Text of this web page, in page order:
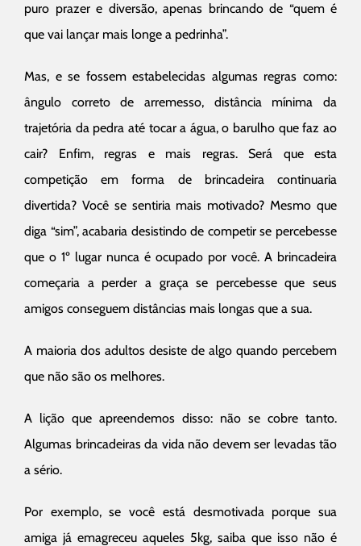
puro prazer e diversão, apenas brincando de “quem é
que vai lançar mais longe a pedrinha”.
Mas, e se fossem estabelecidas algumas regras como:
ângulo correto de arremesso, distância mínima da
trajetória da pedra até tocar a água, o barulho que faz ao
cair? Enfim, regras e mais regras. Será que esta
competição em forma de brincadeira continuaria
divertida? Você se sentiria mais motivado? Mesmo que
diga “sim”, acabaria desistindo de competir se percebesse
que o 1º lugar nunca é ocupado por você. A brincadeira
começaria a perder a graça se percebesse que seus
amigos conseguem distâncias mais longas que a sua.
A maioria dos adultos desiste de algo quando percebem
que não são os melhores.
A lição que apreendemos disso: não se cobre tanto.
Algumas brincadeiras da vida não devem ser levadas tão
a sério.
Por exemplo, se você está desmotivada porque sua
amiga já emagreceu aqueles 5kg, saiba que isso não é